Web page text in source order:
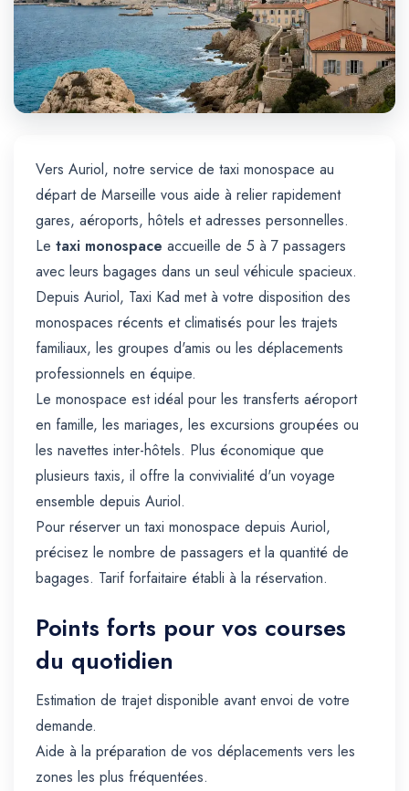
Vers Auriol, notre service de taxi monospace au
départ de Marseille vous aide à relier rapidement
gares, aéroports, hôtels et adresses personnelles.
Le taxi monospace accueille de 5 à 7 passagers
avec leurs bagages dans un seul véhicule spacieux.
Depuis Auriol, Taxi Kad met à votre disposition des
monospaces récents et climatisés pour les trajets
familiaux, les groupes d'amis ou les déplacements
professionnels en équipe.
Le monospace est idéal pour les transferts aéroport
en famille, les mariages, les excursions groupées ou
les navettes inter-hôtels. Plus économique que
plusieurs taxis, il offre la convivialité d'un voyage
ensemble depuis Auriol.
Pour réserver un taxi monospace depuis Auriol,
précisez le nombre de passagers et la quantité de
bagages. Tarif forfaitaire établi à la réservation.
Points forts pour vos courses
du quotidien
Estimation de trajet disponible avant envoi de votre
demande.
Aide à la préparation de vos déplacements vers les
zones les plus fréquentées.